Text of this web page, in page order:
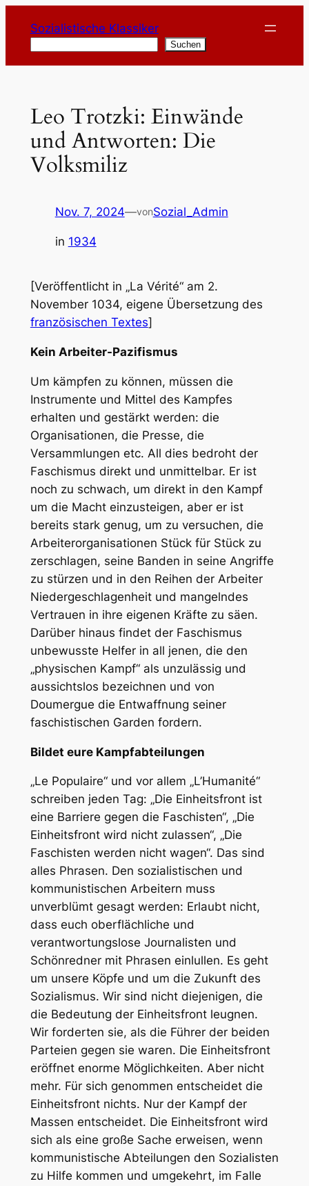
Inhalt
springen
Sozialistische Klassiker
Suchen
Leo Trotzki: Einwände
und Antworten: Die
Volksmiliz
Nov. 7, 2024—vonSozial_Admin
in 1934
[Veröffentlicht in „La Vérité“ am 2.
November 1034, eigene Übersetzung des
französischen Textes]
Kein Arbeiter-Pazifismus
Um kämpfen zu können, müssen die
Instrumente und Mittel des Kampfes
erhalten und gestärkt werden: die
Organisationen, die Presse, die
Versammlungen etc. All dies bedroht der
Faschismus direkt und unmittelbar. Er ist
noch zu schwach, um direkt in den Kampf
um die Macht einzusteigen, aber er ist
bereits stark genug, um zu versuchen, die
Arbeiterorganisationen Stück für Stück zu
zerschlagen, seine Banden in seine Angriffe
zu stürzen und in den Reihen der Arbeiter
Niedergeschlagenheit und mangelndes
Vertrauen in ihre eigenen Kräfte zu säen.
Darüber hinaus findet der Faschismus
unbewusste Helfer in all jenen, die den
„physischen Kampf“ als unzulässig und
aussichtslos bezeichnen und von
Doumergue die Entwaffnung seiner
faschistischen Garden fordern.
Bildet eure Kampfabteilungen
„Le Populaire“ und vor allem „L’Humanité“
schreiben jeden Tag: „Die Einheitsfront ist
eine Barriere gegen die Faschisten“, „Die
Einheitsfront wird nicht zulassen“, „Die
Faschisten werden nicht wagen“. Das sind
alles Phrasen. Den sozialistischen und
kommunistischen Arbeitern muss
unverblümt gesagt werden: Erlaubt nicht,
dass euch oberflächliche und
verantwortungslose Journalisten und
Schönredner mit Phrasen einlullen. Es geht
um unsere Köpfe und um die Zukunft des
Sozialismus. Wir sind nicht diejenigen, die
die Bedeutung der Einheitsfront leugnen.
Wir forderten sie, als die Führer der beiden
Parteien gegen sie waren. Die Einheitsfront
eröffnet enorme Möglichkeiten. Aber nicht
mehr. Für sich genommen entscheidet die
Einheitsfront nichts. Nur der Kampf der
Massen entscheidet. Die Einheitsfront wird
sich als eine große Sache erweisen, wenn
kommunistische Abteilungen den Sozialisten
zu Hilfe kommen und umgekehrt, im Falle